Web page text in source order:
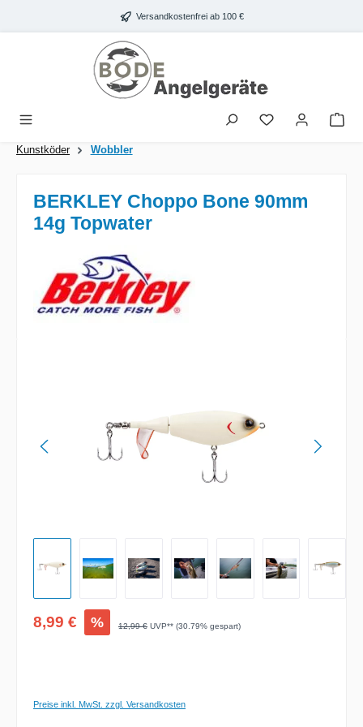
Zum Hauptinhalt springen Versandkostenfrei ab 100 €
Kunstköder Wobbler
BERKLEY Choppo Bone 90mm
14g Topwater
Verkaufspreis:
8,99 € % Regulärer Preis:
12,99 € UVP** (30.79% gespart)
Preise inkl. MwSt. zzgl. Versandkosten